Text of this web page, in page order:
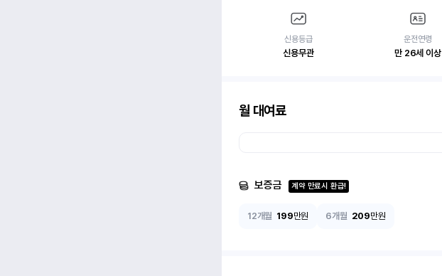
신용등급
신용무관
운전연령
만 26세 이상
월 대여료
보증금 계약 만료시 환급!
12개월 199만원 6개월 209만원